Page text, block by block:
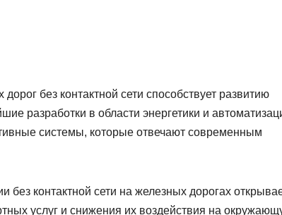
без контактной сети способствует развитию
разработки в области энергетики и
системы, которые отвечают современным
контактной сети на железных дорогах
услуг и снижения их воздействия на